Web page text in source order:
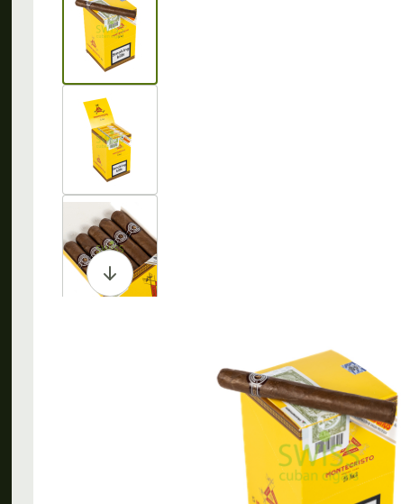
View larger image